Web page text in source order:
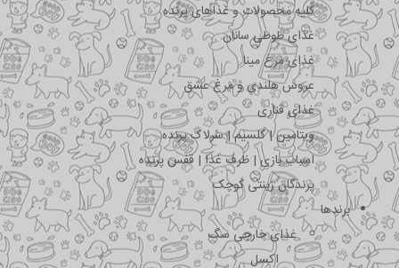
کلیه محصولات و غذاهای پرنده
غذای طوطی سانان
غذای مرغ مینا
عروس هلندی و مرغ عشق
غذای قناری
ویتامین | کلسیم | سرلاک پرنده
اسباب بازی | ظرف غذا | قفس پرنده
پرندگان زینتی کوچک
برندها
غذای خارجی سگ
اکسل